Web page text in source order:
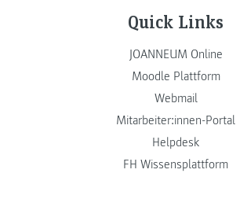
Quick Links
JOANNEUM Online
Moodle Plattform
Webmail
Mitarbeiter:innen-Portal
Helpdesk
FH Wissensplattform